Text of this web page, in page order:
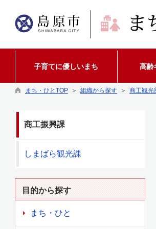
子育てに優しいまち 高齢
まち・ひとTOP ＞ 組織から探す ＞ 商工観光
商工振興課
しまばら観光課
目的から探す
まち・ひと